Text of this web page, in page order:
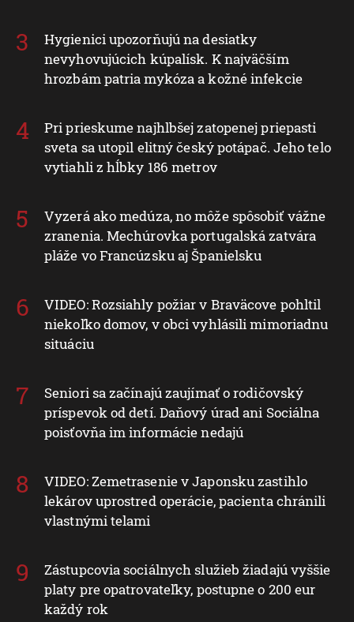
Hygienici upozorňujú na desiatky
nevyhovujúcich kúpalísk. K najväčším
hrozbám patria mykóza a kožné infekcie
Pri prieskume najhlbšej zatopenej priepasti
sveta sa utopil elitný český potápač. Jeho telo
vytiahli z hĺbky 186 metrov
Vyzerá ako medúza, no môže spôsobiť vážne
zranenia. Mechúrovka portugalská zatvára
pláže vo Francúzsku aj Španielsku
VIDEO: Rozsiahly požiar v Braväcove pohltil
niekoľko domov, v obci vyhlásili mimoriadnu
situáciu
Seniori sa začínajú zaujímať o rodičovský
príspevok od detí. Daňový úrad ani Sociálna
poisťovňa im informácie nedajú
VIDEO: Zemetrasenie v Japonsku zastihlo
lekárov uprostred operácie, pacienta chránili
vlastnými telami
Zástupcovia sociálnych služieb žiadajú vyššie
platy pre opatrovateľky, postupne o 200 eur
každý rok